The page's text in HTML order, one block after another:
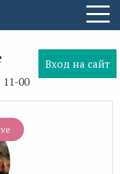
00
Вход на сайт